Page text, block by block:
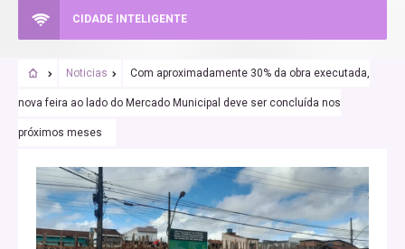
CIDADE INTELIGENTE
Noticias Com aproximadamente 30% da obra executada,
nova feira ao lado do Mercado Municipal deve ser concluída nos
próximos meses